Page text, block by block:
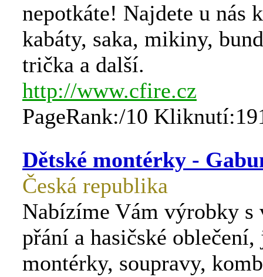
nepotkáte! Najdete u nás
kabáty, saka, mikiny,
trička a další.
http://www.cfire.cz
PageRank:/10
Dětské montérky -
Česká republika
Nabízíme Vám výrobky s
přání a hasičské
montérky, soupravy,